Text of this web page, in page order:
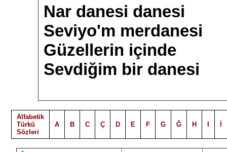
Nar danesi danesi
Seviyo'm merdanesi
Güzellerin içinde
Sevdiğim bir danesi
Alfabetik
Türkü
Sözleri
A B C Ç D E F G Ğ H